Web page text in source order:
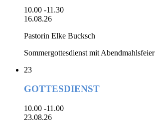
10.00 -11.30
16.08.26
Pastorin Elke Bucksch
Sommergottesdienst mit Abendmahlsfeier
23
GOTTESDIENST
10.00 -11.00
23.08.26